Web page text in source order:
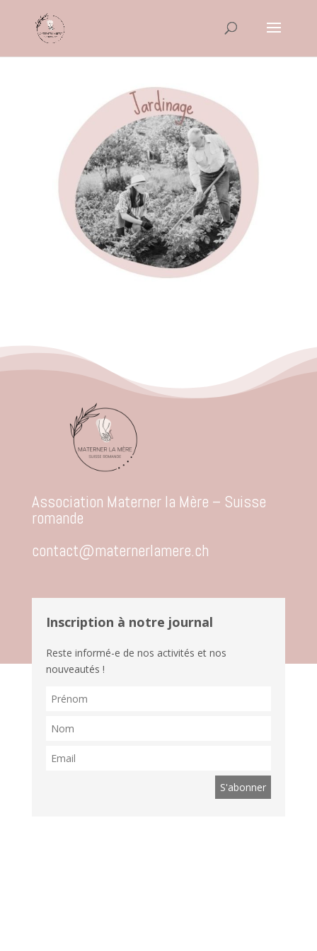
Association Materner la Mère – Suisse
romande
contact@maternerlamere.ch
Inscription à notre journal
Reste informé-e de nos activités et nos
nouveautés !